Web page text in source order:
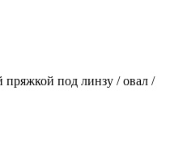
пряжкой под линзу / овал /